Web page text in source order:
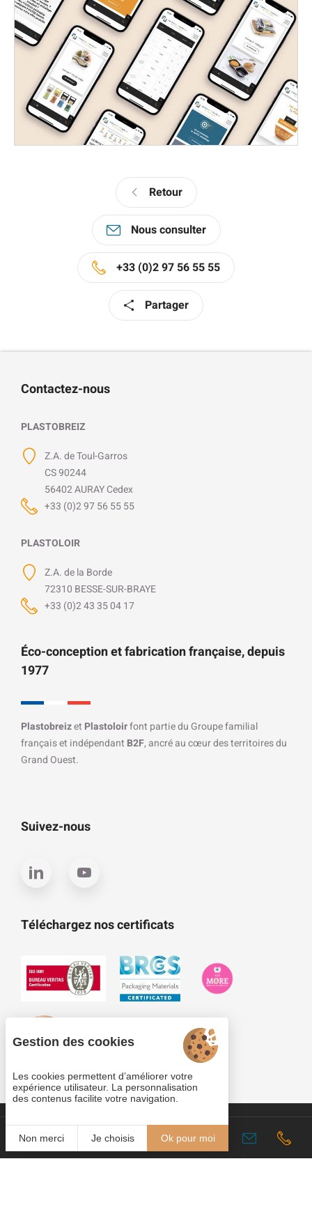
Fr
Retour
Nous consulter
+33 (0)2 97 56 55 55
Partager
Contactez-nous
PLASTOBREIZ
Z.A. de Toul-Garros
CS 90244
56402 AURAY Cedex
+33 (0)2 97 56 55 55
PLASTOLOIR
Z.A. de la Borde
72310 BESSE-SUR-BRAYE
+33 (0)2 43 35 04 17
Éco-conception et fabrication française, depuis
1977
Plastobreizet Plastoloirfont partie du Groupe familial
français et indépendant B2F, ancré au cœur des territoires du
Grand Ouest.
Suivez-nous
Téléchargez nos certificats
Cookies
Plan du site
Mentions légales
Gestion des cookies
Les cookies permettent d’améliorer votre
expérience utilisateur. La personnalisation
des contenus facilite votre navigation.
Non merci Je choisis Ok pour moi